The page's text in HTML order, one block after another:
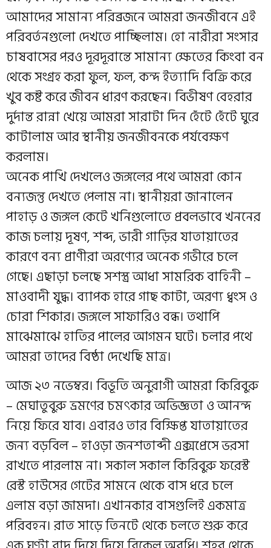
আমাদের সামান্য পরিব্রজনে আমরা জনজীবনে এই
পরিবর্তনগুলো দেখতে পাচ্ছিলাম। হো নারীরা সংসার
চাষবাসের পরও দূরদূরান্তে সামান্য ক্ষেতের কিংবা বন
থেকে সংগ্রহ করা ফুল, ফল, কন্দ ইত্যাদি বিক্রি করে
খুব কষ্ট করে জীবন ধারণ করছেন। বিভীষণ বেহরার
দুর্দান্ত রান্না খেয়ে আমরা সারাটা দিন হেঁটে হেঁটে ঘুরে
কাটালাম আর স্থানীয় জনজীবনকে পর্যবেক্ষণ
করলাম।
অনেক পাখি দেখলেও জঙ্গলের পথে আমরা কোন
বন্যজন্তু দেখতে পেলাম না। স্থানীয়রা জানালেন
পাহাড় ও জঙ্গল কেটে খনিগুলোতে প্রবলভাবে খননের
কাজ চলায় দূষণ, শব্দ, ভারী গাড়ির যাতায়াতের
কারণে বন্য প্রাণীরা অরণ্যের অনেক গভীরে চলে
গেছে। এছাড়া চলছে সশস্ত্র আধা সামরিক বাহিনী –
মাওবাদী যুদ্ধ। ব্যাপক হারে গাছ কাটা, অরণ্য ধ্বংস ও
চোরা শিকার। জঙ্গলে সাফারিও বন্ধ। তথাপি
মাঝেমাঝে হাতির পালের আগমন ঘটে। চলার পথে
আমরা তাদের বিষ্ঠা দেখেছি মাত্র।
আজ ২৩ নভেম্বর। বিভূতি অনুরাগী আমরা কিরিবুরু
– মেঘাতুবুরু ভ্রমণের চমৎকার অভিজ্ঞতা ও আনন্দ
নিয়ে ফিরে যাব। এবারও তার বিক্ষিপ্ত যাতায়াতের
জন্য বড়বিল – হাওড়া জনশতাব্দী এক্সপ্রেসে ভরসা
রাখতে পারলাম না। সকাল সকাল কিরিবুরু ফরেস্ট
রেস্ট হাউসের গেটের সামনে থেকে বাস ধরে চলে
এলাম বড়া জামদা। এখানকার বাসগুলিই একমাত্র
পরিবহন। রাত সাড়ে তিনটে থেকে চলতে শুরু করে